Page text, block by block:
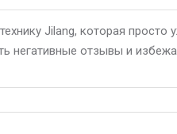
Jilang, которая
негативные отзывы и